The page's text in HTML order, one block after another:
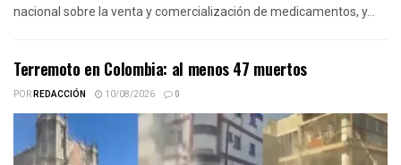
nacional sobre la venta y comercialización de medicamentos, y...
Terremoto en Colombia: al menos 47 muertos
PORREDACCIÓN 10/08/2026 0